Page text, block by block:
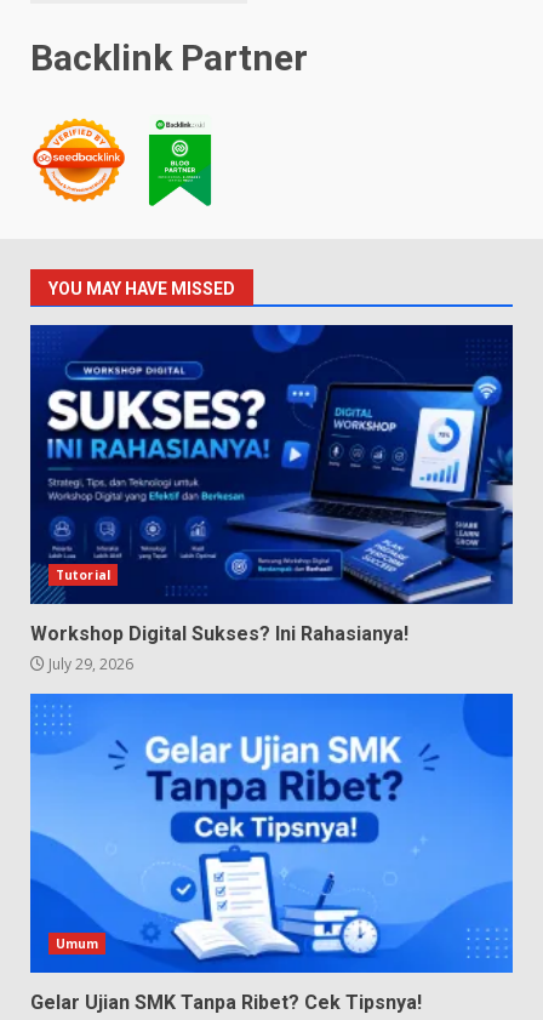
Backlink Partner
YOU MAY HAVE MISSED
Tutorial
Workshop Digital Sukses? Ini Rahasianya!
July 29, 2026
Umum
Gelar Ujian SMK Tanpa Ribet? Cek Tipsnya!